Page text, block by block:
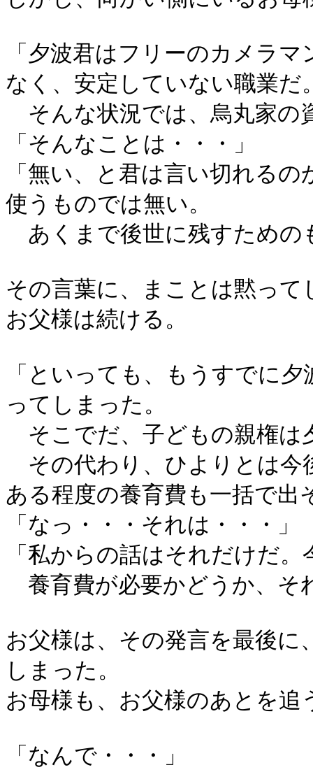
「夕波君はフリーのカメラ
なく、安定していない職業だ
そんな状況では、烏丸家の
「そんなことは・・・」
「無い、と君は言い切れる
使うものでは無い。
あくまで後世に残すための
その言葉に、まことは黙って
お父様は続ける。
「といっても、もうすでに
ってしまった。
そこでだ、子どもの親権は
その代わり、ひよりとは今
ある程度の養育費も一括で出
「なっ・・・それは・・・」
「私からの話はそれだけだ
養育費が必要かどうか、そ
お父様は、その発言を最後
しまった。
お母様も、お父様のあとを
「なんで・・・」